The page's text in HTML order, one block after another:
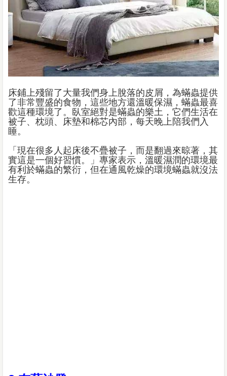
床鋪上殘留了大量我們身上脫落的皮屑，為蟎蟲提供
了非常豐盛的食物，這些地方還溫暖保濕，蟎蟲最喜
歡這種環境了。臥室絕對是蟎蟲的樂土，它們生活在
被子、枕頭、床墊和棉芯內部，每天晚上陪我們入
睡。
「現在很多人起床後不疊被子，而是翻過來晾著，其
實這是一個好習慣。」專家表示，溫暖濕潤的環境最
有利於蟎蟲的繁衍，但在通風乾燥的環境蟎蟲就沒法
生存。